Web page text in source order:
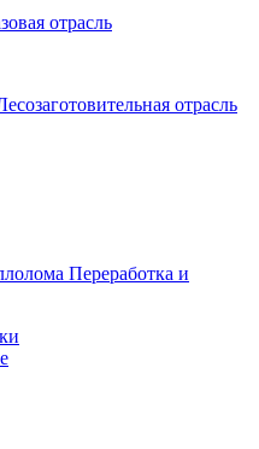
отрасль
отрасль
Переработка и